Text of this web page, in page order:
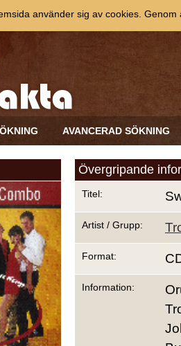
AVANCERAD SÖKNING
Övergripande
Titel:
Artist / Grupp:
Format:
Information:
använder sig av cookies.